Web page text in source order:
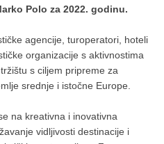
Polo za 2022. godinu.
agencije, turoperatori, hoteli
organizacije s aktivnostima
s ciljem pripreme za
srednje i istočne Europe.
na kreativna i inovativna
vidljivosti destinacije i